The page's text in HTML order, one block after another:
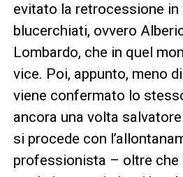
evitato la retrocessione in
blucerchiati, ovvero
Lombardo, che in quel
vice. Poi, appunto, meno
viene confermato lo
ancora una volta
si procede con
professionista – oltre che